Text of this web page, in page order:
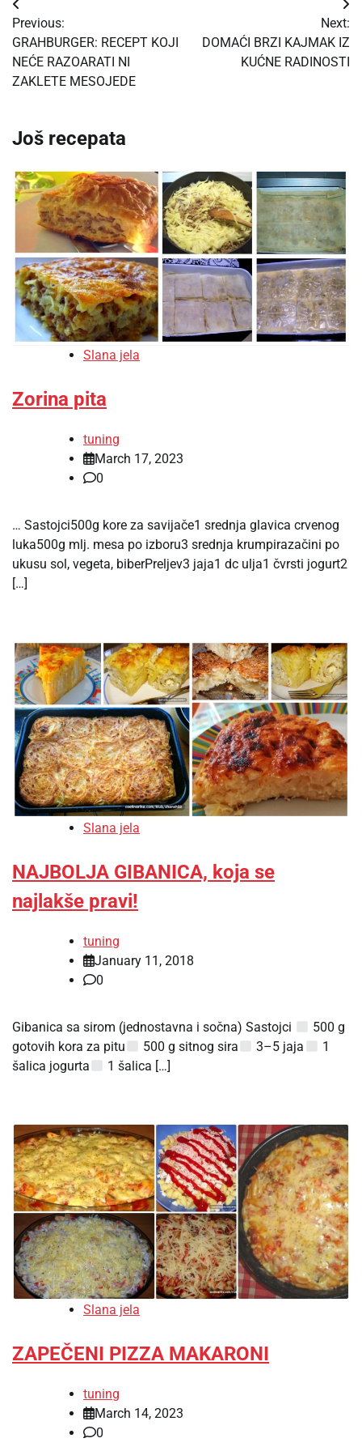
Post
navigation
Previous:
GRAHBURGER: RECEPT KOJI
NEĆE RAZOARATI NI
ZAKLETE MESOJEDE
Next:
DOMAĆI BRZI KAJMAK IZ
KUĆNE RADINOSTI
Još recepata
Slana jela
Zorina pita
tuning
March 17, 2023
0
… Sastojci500g kore za savijače1 srednja glavica crvenog
luka500g mlj. mesa po izboru3 srednja krumpirazačini po
ukusu sol, vegeta, biberPreljev3 jaja1 dc ulja1 čvrsti jogurt2
[…]
Slana jela
NAJBOLJA GIBANICA, koja se
najlakše pravi!
tuning
January 11, 2018
0
Gibanica sa sirom (jednostavna i sočna) Sastojci
500 g
gotovih kora za pitu
500 g sitnog sira 3–5 jaja
1
šalica jogurta
1 šalica […]
Slana jela
ZAPEČENI PIZZA MAKARONI
tuning
March 14, 2023
0